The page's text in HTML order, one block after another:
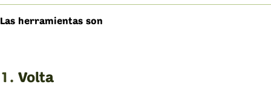
Las herramientas son
1. Volta